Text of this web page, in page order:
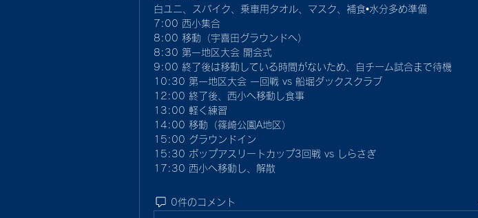
白ユニ、スパイク、乗車用タオル、マスク、補食•水分多め準備
7:00 西小集合
8:00 移動（宇喜田グラウンドへ）
8:30 第一地区大会 開会式
9:00 終了後は移動している時間がないため、自チーム試合まで待機
10:30 第一地区大会 一回戦 vs 船堀ダックスクラブ
12:00 終了後、西小へ移動し食事
13:00 軽く練習
14:00 移動（篠崎公園A地区）
15:00 グラウンドイン
15:30 ポップアスリートカップ3回戦 vs しらさぎ
17:30 西小へ移動し、解散
0件のコメント